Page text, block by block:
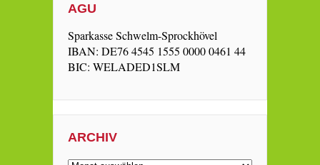
AGU
Sparkasse Schwelm-Sprockhövel
IBAN: DE76 4545 1555 0000 0461 44
BIC: WELADED1SLM
ARCHIV